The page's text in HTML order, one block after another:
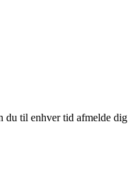
du til enhver tid afmelde dig